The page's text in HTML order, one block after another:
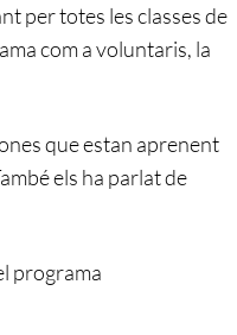
per totes les classes de
com a voluntaris, la
que estan aprenent
els ha parlat de
programa